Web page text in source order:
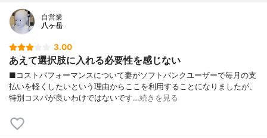
自営業
八ヶ岳
3.00
あえて選択肢に入れる必要性を感じない
■コストパフォーマンスについて妻がソフトバンクユーザーで毎月の支
払いを軽くしたいという理由からここを利用することになりましたが、
特別コスパが良いわけではないです…続きを見る